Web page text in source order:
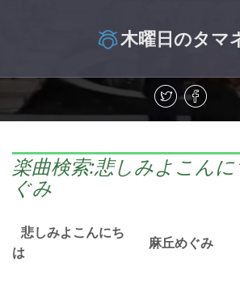
木曜日のタマ
楽曲検索:悲しみよこん
ぐみ
悲しみよこんにち
は
麻丘めぐみ